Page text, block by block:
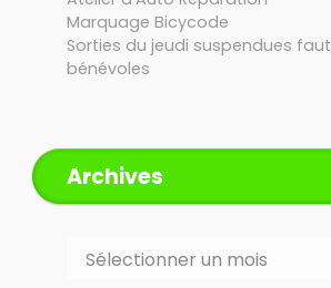
Marquage Bicycode
Sorties du jeudi suspendues
bénévoles
Archives
Archives